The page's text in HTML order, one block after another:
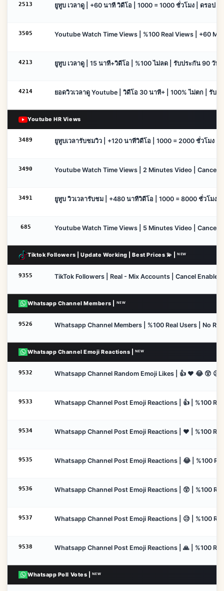
2513 ยูทูบ เวลาดู | +60 นาที วิดีโอ | 1000 = 1000 ชั่วโมง | ดรอป
3505 Youtube Watch Time Views | %100 Real Views | +60
4213 ยูทูบ เวลาดู | 15 นาที+วิดีโอ | %100 ไม่ลด | รับประกัน 90 วัน
4214 ยอดวิวเวลาดู Youtube | วิดีโอ 30 นาที+ | 100% ไม่ตก | รับ
Youtube HR Views
3489 ยูทูบเวลารับชมวิว | +120 นาทีวิดีโอ | 1000 = 2000 ชั่วโมง
3490 Youtube Watch Time Views | 2 Minutes Video | Cancel
3491 ยูทูบ วิวเวลารับชม | +480 นาทีวิดีโอ | 1000 = 8000 ชั่วโมง
685 Youtube Watch Time Views | 5 Minutes Video | Cancel
Tiktok Followers | Update Working | Best Prices 💫 | ᴺᴱᵂ
9355 TikTok Followers | Real - Mix Accounts | Cancel
Whatsapp Channel Members | ᴺᴱᵂ
9526 Whatsapp Channel Members | %100 Real Users | No
Whatsapp Channel Emoji Reactions | ᴺᴱᵂ
9532 Whatsapp Channel Random Emoji Likes | 👍 ❤️ 😂 😲
9533 Whatsapp Channel Post Emoji Reactions | 👍 | %100
9534 Whatsapp Channel Post Emoji Reactions | ❤️ | %100
9535 Whatsapp Channel Post Emoji Reactions | 😂 | %100
9536 Whatsapp Channel Post Emoji Reactions | 😲 | %100
9537 Whatsapp Channel Post Emoji Reactions | 😥 | %100
9538 Whatsapp Channel Post Emoji Reactions | 🙏 | %100
Whatsapp Poll Votes | ᴺᴱᵂ